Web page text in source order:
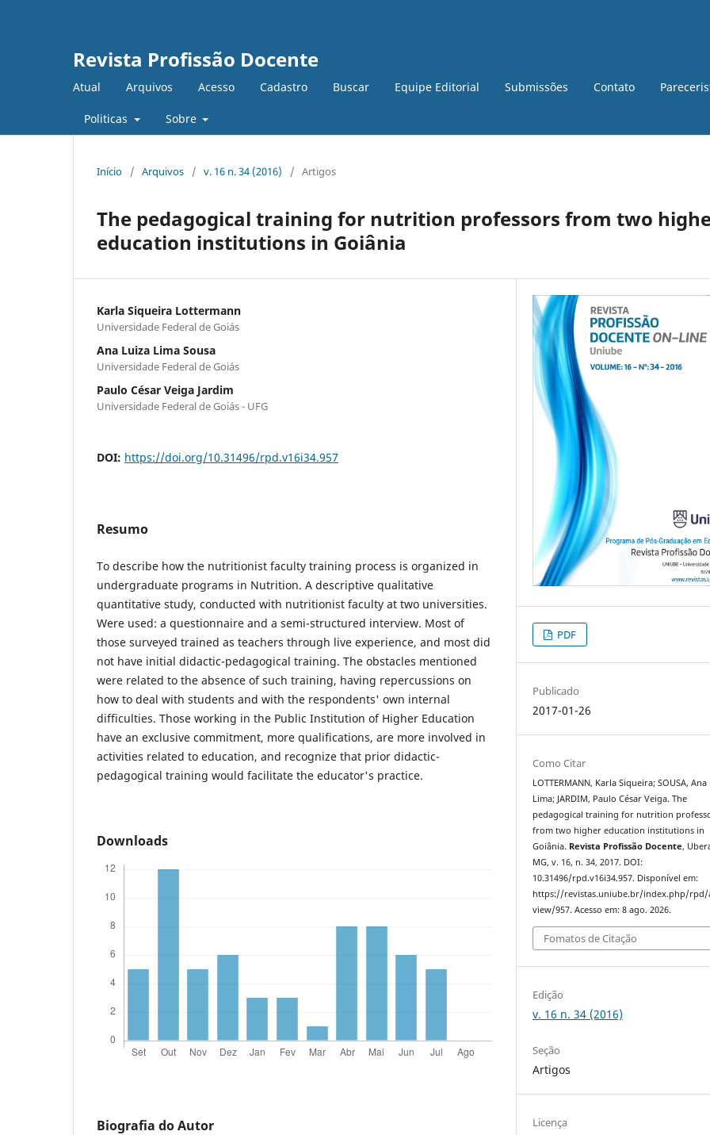
Revista Profissão Docente
Atual Arquivos Acesso Cadastro Buscar Equipe Editorial Submissões Contato
Politicas Sobre
Início / Arquivos / v. 16 n. 34 (2016) / Artigos
The pedagogical training for nutrition professors from two
education institutions in Goiânia
Karla Siqueira Lottermann
Universidade Federal de Goiás
Ana Luiza Lima Sousa
Universidade Federal de Goiás
Paulo César Veiga Jardim
Universidade Federal de Goiás - UFG
DOI: https://doi.org/10.31496/rpd.v16i34.957
Resumo
To describe how the nutritionist faculty training process is organized in
undergraduate programs in Nutrition. A descriptive qualitative
quantitative study, conducted with nutritionist faculty at two universities.
Were used: a questionnaire and a semi-structured interview. Most of
those surveyed trained as teachers through live experience, and most did
not have initial didactic-pedagogical training. The obstacles mentioned
were related to the absence of such training, having repercussions on
how to deal with students and with the respondents' own internal
difficulties. Those working in the Public Institution of Higher Education
have an exclusive commitment, more qualifications, are more involved in
activities related to education, and recognize that prior didactic-
pedagogical training would facilitate the educator's practice.
Downloads
Biografia do Autor
PDF
Publicado
2017-01-26
Como Citar
LOTTERMANN, Karla Siqueira; SOUSA, Ana
Lima; JARDIM, Paulo César Veiga. The
pedagogical training for nutrition
from two higher education institutions in
Goiânia. Revista Profissão Docente,
MG, v. 16, n. 34, 2017. DOI:
10.31496/rpd.v16i34.957. Disponível em:
https://revistas.uniube.br/index.php/rpd/
view/957. Acesso em: 8 ago. 2026.
Fomatos de Citação
Edição
v. 16 n. 34 (2016)
Seção
Artigos
Licença